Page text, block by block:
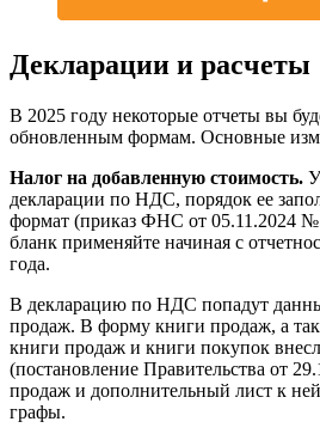
Декларации и расчеты
В 2025 году некоторые отчеты вы
обновленным формам. Основные
Налог на добавленную стоимость.
декларации по НДС, порядок ее
формат (приказ ФНС от 05.11.2024
бланк применяйте начиная с
года.
В декларацию по НДС попадут
продаж. В форму книги продаж, а
книги продаж и книги покупок
(постановление Правительства от
продаж и дополнительный лист к
графы.